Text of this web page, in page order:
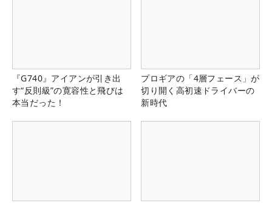
『G740』アイアンが引き出
す“反則級”の寛容性と飛びは
本当だった！
プロギアの「4層フェース」が
切り開く高初速ドライバーの
新時代